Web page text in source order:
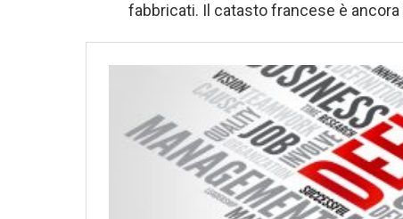
fabbricati. Il catasto francese è